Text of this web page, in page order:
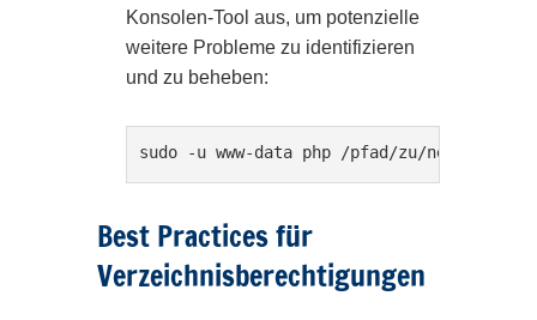
Konsolen-Tool aus, um potenzielle
weitere Probleme zu identifizieren
und zu beheben:
sudo -u www-data php /pfad/zu/nextcloud/
Best Practices für
Verzeichnisberechtigungen